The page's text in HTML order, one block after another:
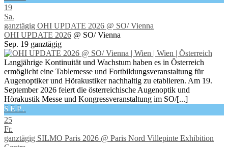
19
Sa.
ganztägig OHI UPDATE 2026 @ SO/ Vienna
OHI UPDATE 2026 @ SO/ Vienna
Sep. 19 ganztägig
Langjährige Kontinuität und Wachstum haben es in Österreich
ermöglicht eine Tablemesse und Fortbildungsveranstaltung für
Augenoptiker und Hörakustiker nachhaltig zu etablieren. Am 19.
September 2026 feiert die österreichische Augenoptik und
Hörakustik Messe und Kongressveranstaltung im SO/[...]
SEP.
25
Fr.
ganztägig SILMO Paris 2026 @ Paris Nord Villepinte Exhibition